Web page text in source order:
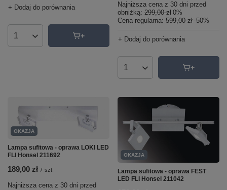
+ Dodaj do porównania
Ilość produktów
Najniższa cena z 30 dni przed
obniżką: 299,00 zł 0%
Cena regularna: 599,00 zł -50%
+ Dodaj do porównania
Ilość produktów
OKAZJA
Lampa sufitowa - oprawa LOKI LED
FLI Honsel 211692
189,00 zł / szt.
Najniższa cena z 30 dni przed
OKAZJA
Lampa sufitowa - oprawa FEST
LED FLI Honsel 211042